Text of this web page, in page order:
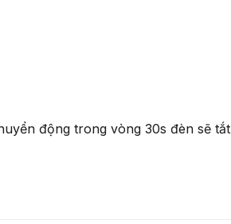
động trong vòng 30s đèn sẽ tắt